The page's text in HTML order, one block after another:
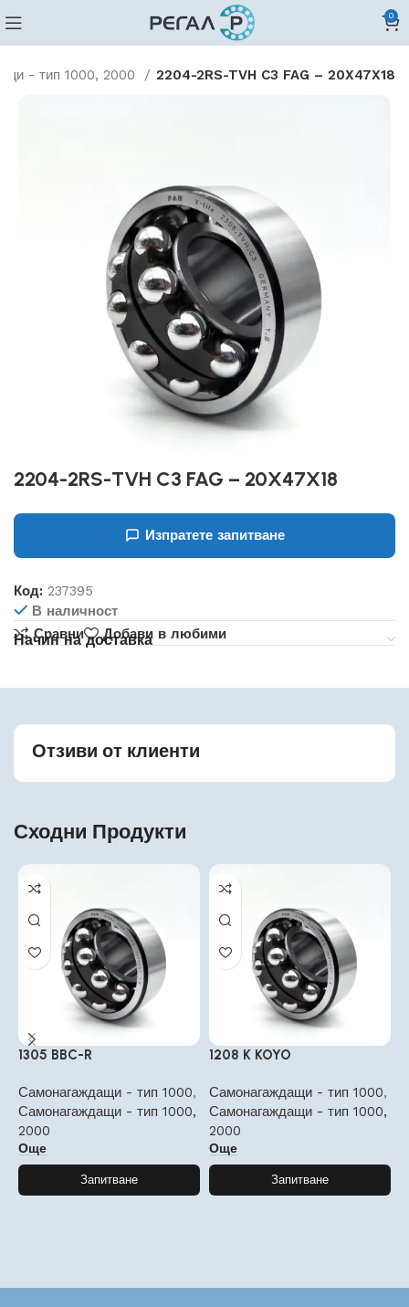
0
- тип 1000, 2000 2204-2RS-TVH C3 FAG – 20X47X18
2204-2RS-TVH C3 FAG – 20X47X18
Изпратете запитване
Код:237395
В наличност
Сравни
Добави в любими
Начин на доставка
Отзиви от клиенти
Сходни Продукти
1305 BBC-R
Самонагаждащи - тип 1000,
Самонагаждащи - тип 1000,
2000
Още
Запитване
1208 K KOYO
Самонагаждащи - тип 1000,
Самонагаждащи - тип 1000,
2000
Още
Запитване